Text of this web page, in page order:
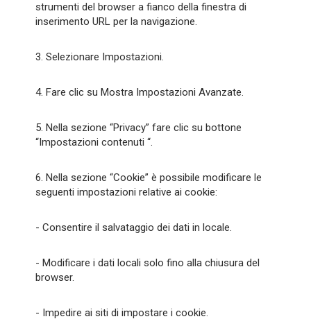
strumenti del browser a fianco della finestra di
inserimento URL per la navigazione.
3. Selezionare Impostazioni.
4. Fare clic su Mostra Impostazioni Avanzate.
5. Nella sezione “Privacy” fare clic su bottone
“Impostazioni contenuti “.
6. Nella sezione “Cookie” è possibile modificare le
seguenti impostazioni relative ai cookie:
- Consentire il salvataggio dei dati in locale.
- Modificare i dati locali solo fino alla chiusura del
browser.
- Impedire ai siti di impostare i cookie.